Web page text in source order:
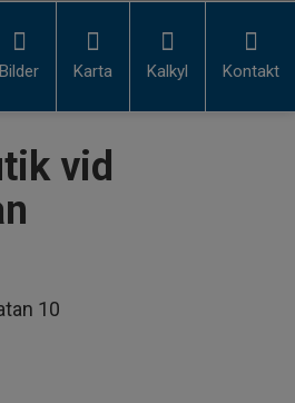
Bilder Karta Kalkyl Kontakt
vid
10